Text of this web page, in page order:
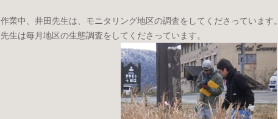
作業中、井田先生は、モニタリング地区の調査をしてくださっています。
先生は毎月地区の生態調査をしてくださっています。